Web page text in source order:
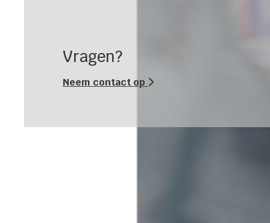
Vragen?
Neem contact op